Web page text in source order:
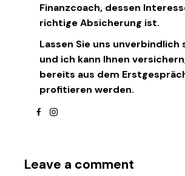
Finanzcoach, dessen
richtige Absicherung ist.
Lassen Sie uns unverbindlich
und ich kann Ihnen
bereits aus dem
profitieren werden.
facebook
instagram
Leave a comment